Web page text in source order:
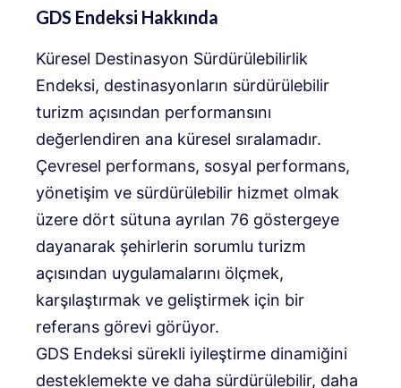
GDS Endeksi Hakkında
Küresel Destinasyon Sürdürülebilirlik
Endeksi, destinasyonların sürdürülebilir
turizm açısından performansını
değerlendiren ana küresel sıralamadır.
Çevresel performans, sosyal performans,
yönetişim ve sürdürülebilir hizmet olmak
üzere dört sütuna ayrılan 76 göstergeye
dayanarak şehirlerin sorumlu turizm
açısından uygulamalarını ölçmek,
karşılaştırmak ve geliştirmek için bir
referans görevi görüyor.
GDS Endeksi sürekli iyileştirme dinamiğini
desteklemekte ve daha sürdürülebilir, daha